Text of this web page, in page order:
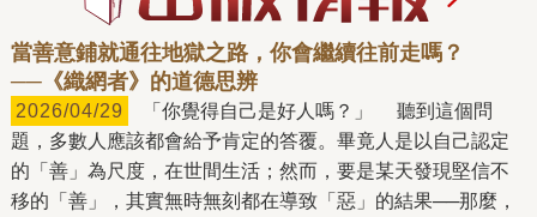
當善意鋪就通往地獄之路，你會繼續往前走嗎？
──《織網者》的道德思辨
2026/04/29
題，多數人應該都會給予肯定的答覆。畢竟人是以自己認定
的「善」為尺度，在世間生活；然而，要是某天發現堅信不
移的「善」，其實無時無刻都在導致「惡」的結果──那麼，